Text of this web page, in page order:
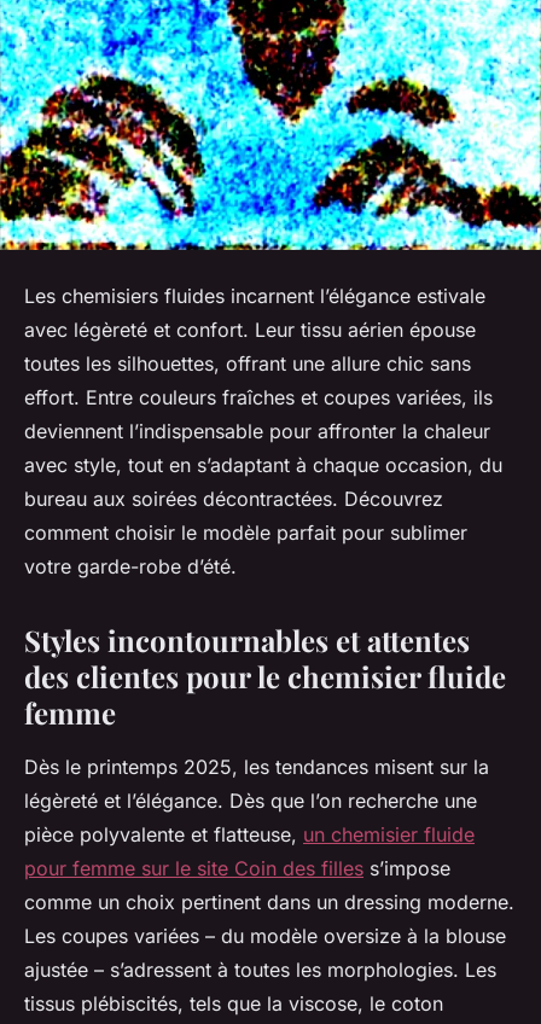
Les chemisiers fluides incarnent l’élégance estivale
avec légèreté et confort. Leur tissu aérien épouse
toutes les silhouettes, offrant une allure chic sans
effort. Entre couleurs fraîches et coupes variées, ils
deviennent l’indispensable pour affronter la chaleur
avec style, tout en s’adaptant à chaque occasion, du
bureau aux soirées décontractées. Découvrez
comment choisir le modèle parfait pour sublimer
votre garde-robe d’été.
Styles incontournables et attentes
des clientes pour le chemisier fluide
femme
Dès le printemps 2025, les tendances misent sur la
légèreté et l’élégance. Dès que l’on recherche une
pièce polyvalente et flatteuse, un chemisier fluide
pour femme sur le site Coin des filles s’impose
comme un choix pertinent dans un dressing moderne.
Les coupes variées – du modèle oversize à la blouse
ajustée – s’adressent à toutes les morphologies. Les
tissus plébiscités, tels que la viscose, le coton